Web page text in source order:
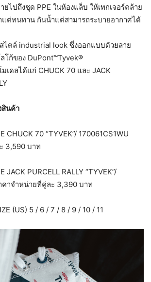
ไปถึงชุด PPE ในห้องแล็บ ให้เทกเจอร์คล้าย
แต่ทนทาน กันน้ำแต่สามารถระบายอากาศได้
สไตล์ industrial look ซึ่งออกแบบดัวยลาย
โก้ของ DuPont™Tyvek®
เดลได้แก่ CHUCK 70 และ JACK
สินค้า
CHUCK 70 “TYVEK”/ 170061CS1WU
3,590 บาท
JACK PURCELL RALLY “TYVEK”/
คาจำหน่ายที่คู่ละ 3,390 บาท
(US) 5 / 6 / 7 / 8 / 9 / 10 / 11